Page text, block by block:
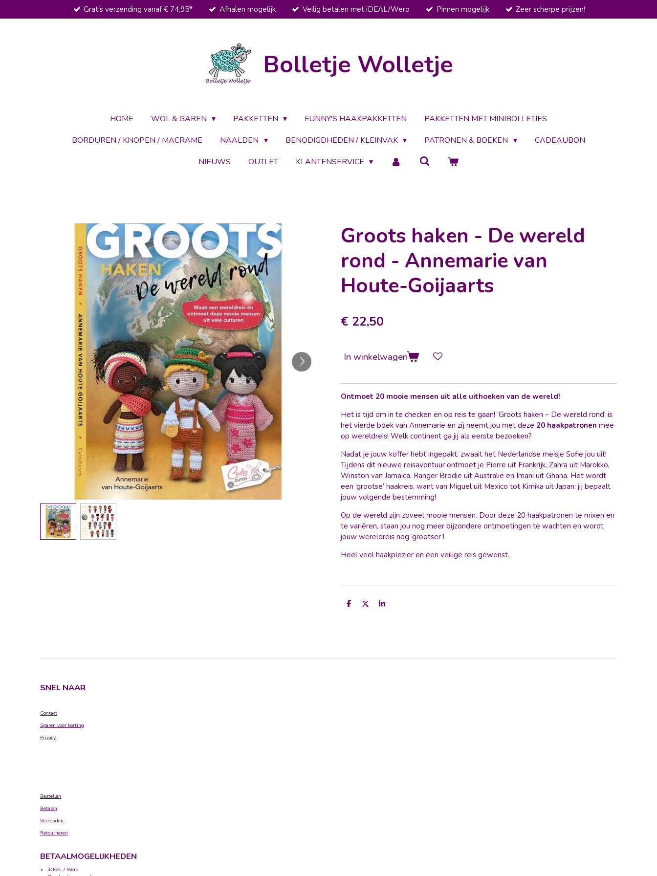
direct
Gratis verzending vanaf € 74,95* Afhalen mogelijk Veilig betalen met iDEAL/Wero Pinnen mogelijk Zeer scherpe prijzen!
Bolletje Wolletje
HOME WOL & GAREN PAKKETTEN FUNNY'S HAAKPAKKETTEN
PAKKETTEN MET MINIBOLLETJES
BORDUREN / KNOPEN / MACRAME
NAALDEN BENODIGDHEDEN / KLEINVAK PATRONEN & BOEKEN
CADEAUBON
NIEUWS
OUTLET KLANTENSERVICE
Groots haken - De wereld
rond - Annemarie van
Houte-Goijaarts
€ 22,50
In winkelwagen
Ontmoet 20 mooie mensen uit alle uithoeken van de wereld!
Het is tijd om in te checken en op reis te gaan! ‘Groots haken – De wereld rond’ is
het vierde boek van Annemarie en zij neemt jou met deze 20 haakpatronen mee
op wereldreis! Welk continent ga jij als eerste bezoeken?
Nadat je jouw koffer hebt ingepakt, zwaait het Nederlandse meisje Sofie jou uit!
Tijdens dit nieuwe reisavontuur ontmoet je Pierre uit Frankrijk, Zahra uit Marokko,
Winston van Jamaica, Ranger Brodie uit Australië en Imani uit Ghana. Het wordt
een ‘grootse’ haakreis, want van Miguel uit Mexico tot Kimika uit Japan: jij bepaalt
jouw volgende bestemming!
Op de wereld zijn zoveel mooie mensen. Door deze 20 haakpatronen te mixen en
te variëren, staan jou nog meer bijzondere ontmoetingen te wachten en wordt
jouw wereldreis nog ‘grootser’!
Heel veel haakplezier en een veilige reis gewenst.
D
D
S
SNEL NAAR
Contact
Sparen voor korting
Privacy
Bestellen
Betalen
Verzenden
Retourneren
BETAALMOGELIJKHEDEN
iDEAL / Wero